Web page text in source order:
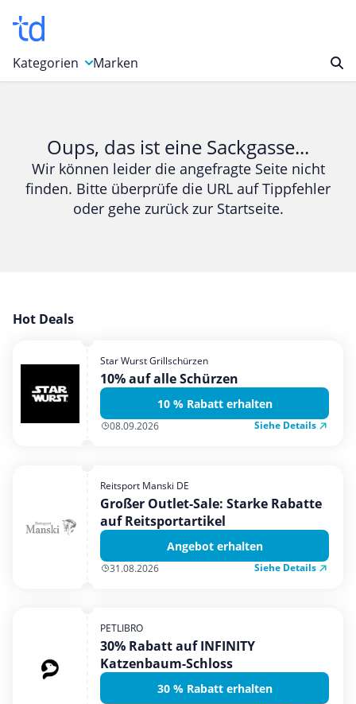
Kategorien
Bücher & Magazine
Computer & Elektronik
Entertainment & Media
Garten, Haushalt & Tiere
Mobilfunk & Internet
Mode & Accessoires
Shopping
Urlaub & Reise
Marken
Oups, das ist eine Sackgasse...
Wir können leider die angefragte Seite nicht
finden. Bitte überprüfe die URL auf Tippfehler
oder gehe zurück zur Startseite.
Hot Deals
Star Wurst Grillschürzen
10% auf alle Schürzen
10 % Rabatt erhalten
08.09.2026 Siehe Details
Reitsport Manski DE
Großer Outlet-Sale: Starke Rabatte
auf Reitsportartikel
Angebot erhalten
31.08.2026 Siehe Details
PETLIBRO
30% Rabatt auf INFINITY
Katzenbaum-Schloss
30 % Rabatt erhalten